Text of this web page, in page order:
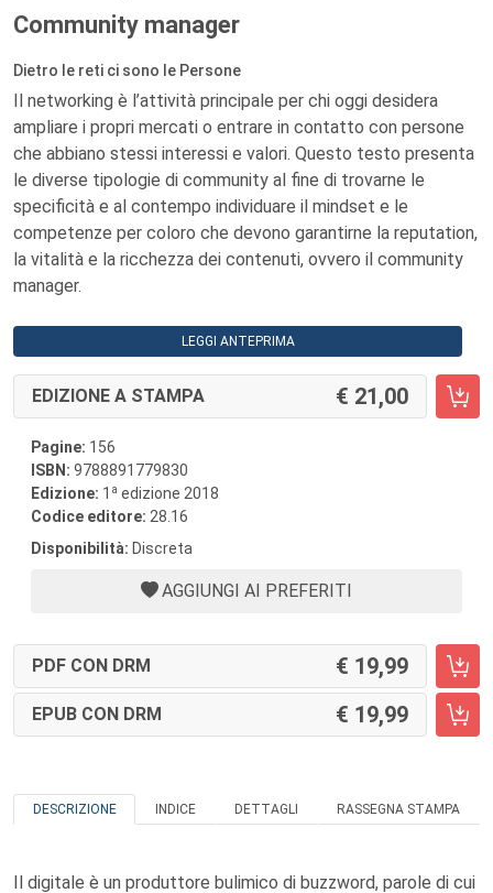
Community manager
Dietro le reti ci sono le Persone
Il networking è l’attività principale per chi oggi desidera
ampliare i propri mercati o entrare in contatto con persone
che abbiano stessi interessi e valori. Questo testo presenta
le diverse tipologie di community al fine di trovarne le
specificità e al contempo individuare il mindset e le
competenze per coloro che devono garantirne la reputation,
la vitalità e la ricchezza dei contenuti, ovvero il community
manager.
LEGGI ANTEPRIMA
EDIZIONE A STAMPA 21,00
Pagine: 156
ISBN: 9788891779830
Edizione: 1 a edizione 2018
Codice editore: 28.16
Disponibilità: Discreta
AGGIUNGI AI PREFERITI
PDF CON DRM 19,99
EPUB CON DRM 19,99
DESCRIZIONE INDICE DETTAGLI RASSEGNA STAMPA
Il digitale è un produttore bulimico di buzzword, parole di cui